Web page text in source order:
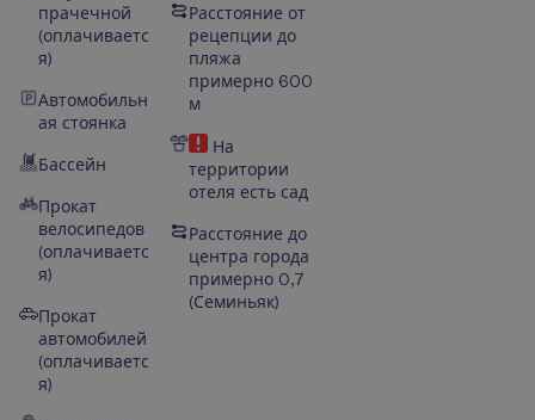
прачечной
(оплачиваетс
я)
Автомобильн
ая стоянка
Бассейн
Прокат
велосипедов
(оплачиваетс
я)
Прокат
автомобилей
(оплачиваетс
я)
Расстояние от
рецепции до
пляжа
примерно 600
м
На
территории
отеля есть сад
Расстояние до
центра города
примерно 0,7
(Семиньяк)